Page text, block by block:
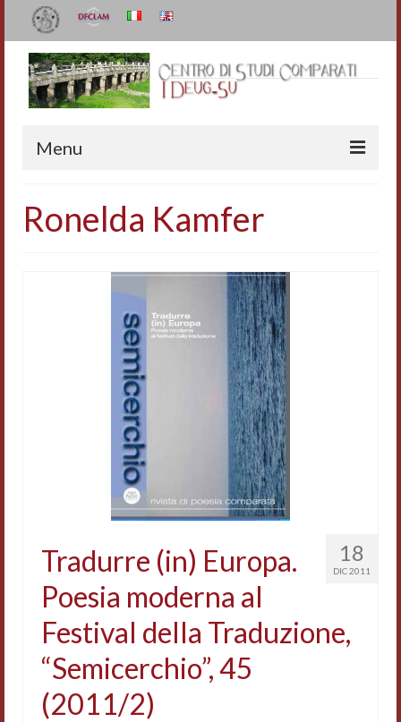
Menu
Organizzazione e contatti
Statuto
Relazioni sulle attività
Accordi di cooperazione
Cultura coreana
Koreanische Literatur und Kultur
Hagiographica Coreana
Cultura medioevale
Scrittori Latini dell’Europa Medievale
Corpus Rhythmorum Musicum
Epistolografia
Ronelda Kamfer
18
DIC 2011
Tradurre (in) Europa.
Poesia moderna al
Festival della Traduzione,
“Semicerchio”, 45
(2011/2)